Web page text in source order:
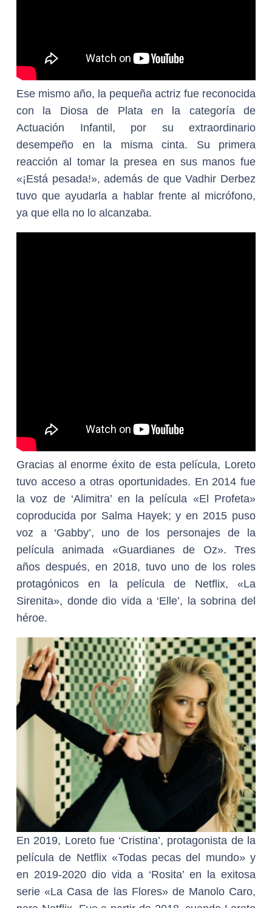
Ese mismo año, la pequeña actriz fue reconocida
con la Diosa de Plata en la categoría de
Actuación Infantil, por su extraordinario
desempeño en la misma cinta. Su primera
reacción al tomar la presea en sus manos fue
«¡Está pesada!», además de que Vadhir Derbez
tuvo que ayudarla a hablar frente al micrófono,
ya que ella no lo alcanzaba.
Gracias al enorme éxito de esta película, Loreto
tuvo acceso a otras oportunidades. En 2014 fue
la voz de ‘Alimitra’ en la película «El Profeta»
coproducida por Salma Hayek; y en 2015 puso
voz a ‘Gabby’, uno de los personajes de la
película animada «Guardianes de Oz». Tres
años después, en 2018, tuvo uno de los roles
protagónicos en la película de Netflix, «La
Sirenita», donde dio vida a ‘Elle’, la sobrina del
héroe.
En 2019, Loreto fue ‘Cristina’, protagonista de la
película de Netflix «Todas pecas del mundo» y
en 2019-2020 dio vida a ‘Rosita’ en la exitosa
serie «La Casa de las Flores» de Manolo Caro,